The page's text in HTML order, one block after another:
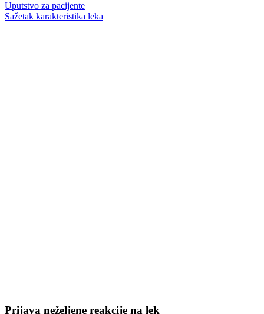
Uputstvo za pacijente
Sažetak karakteristika leka
Prijava neželjene reakcije na lek